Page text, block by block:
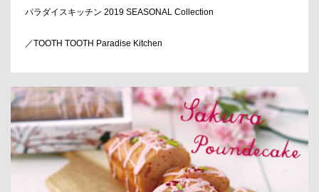
パラダイスキッチン 2019 SEASONAL Collection
／TOOTH TOOTH Paradise Kitchen